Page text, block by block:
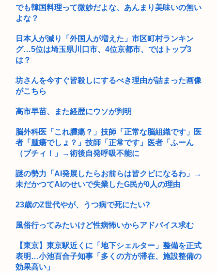
代さん...
でも韓国料理って微妙だよな、あんまり美味いの無い
よな？
日本人が減り「外国人が増えた」市区町村ランキン
グ…5位は埼玉県川口市、4位京都市、ではトップ3
は？
坊さんを今すぐ皆殺しにするべき理由が詰まった画像
がこちら
高市早苗、また経歴にウソが判明
脳外科医「これ腫瘍？」技師「正常な脳組織です」医
者「腫瘍でしょ？」技師「正常です」医者「ふーん
（ブチィ！」→術後自発呼吸不能に
謎の勢力「AI発展したらお前らは皆クビになるわ」→
未だかつてAIのせいで失業したG民が0人の理由
23歳のZ世代やが、うつ病で死にたい?
風俗行ってみたいけど性病怖いからアドバイス求む
【東京】東京駅近くに「地下シェルター」整備を正式
表明…小池百合子知事「多くの方が滞在、施設整備の
効果高い」